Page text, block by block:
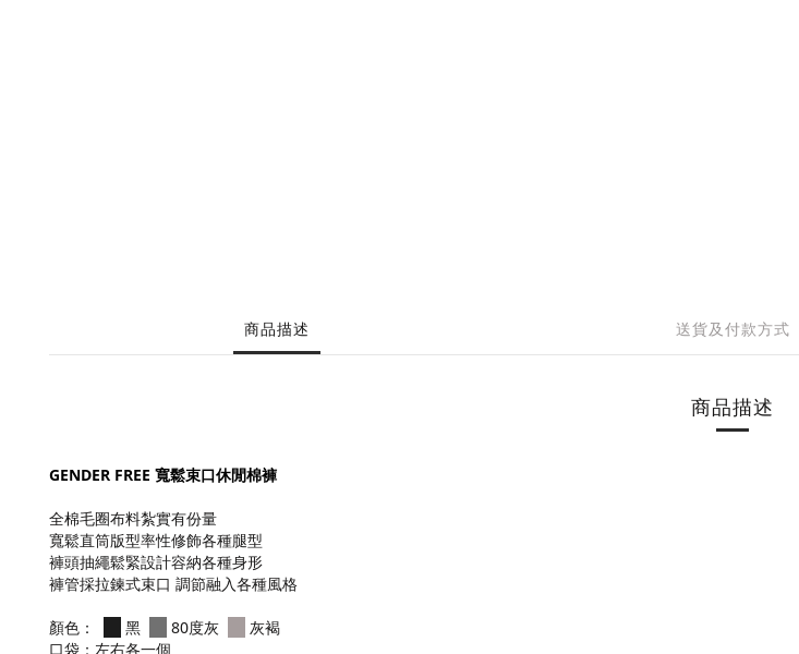
商品描述 送貨及付款方式
商品描述
GENDER FREE 寬鬆束口休閒棉褲
全棉毛圈布料紮實有份量
寬鬆直筒版型率性修飾各種腿型
褲頭抽繩鬆緊設計容納各種身形
褲管採拉鍊式束口 調節融入各種風格
顏色： 黑 80度灰
灰褐
口袋：左右各一個